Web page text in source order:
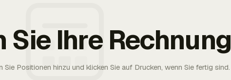
Sie Ihre Rechnung
Sie Positionen hinzu und klicken Sie auf Drucken, wenn Sie fertig sind.